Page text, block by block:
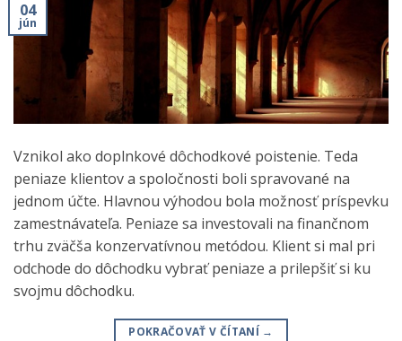
04
jún
Vznikol ako doplnkové dôchodkové poistenie. Teda
peniaze klientov a spoločnosti boli spravované na
jednom účte. Hlavnou výhodou bola možnosť príspevku
zamestnávateľa. Peniaze sa investovali na finančnom
trhu zväčša konzervatívnou metódou. Klient si mal pri
odchode do dôchodku vybrať peniaze a prilepšiť si ku
svojmu dôchodku.
POKRAČOVAŤ V ČÍTANÍ →